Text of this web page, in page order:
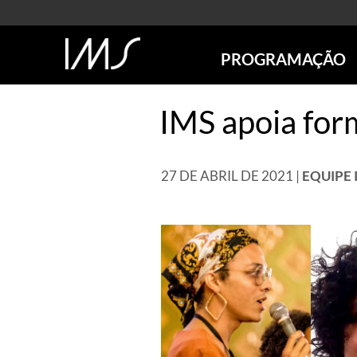
PROGRAMAÇÃO
SÃO PAULO
RIO DE JANEIRO
EM CARTAZ
FUTURAS
ANTERIORES
TOURS VIRTUAIS
VISITAS MEDIADAS
IMS apoia
27 DE ABRIL DE 2021 | EQUIPE